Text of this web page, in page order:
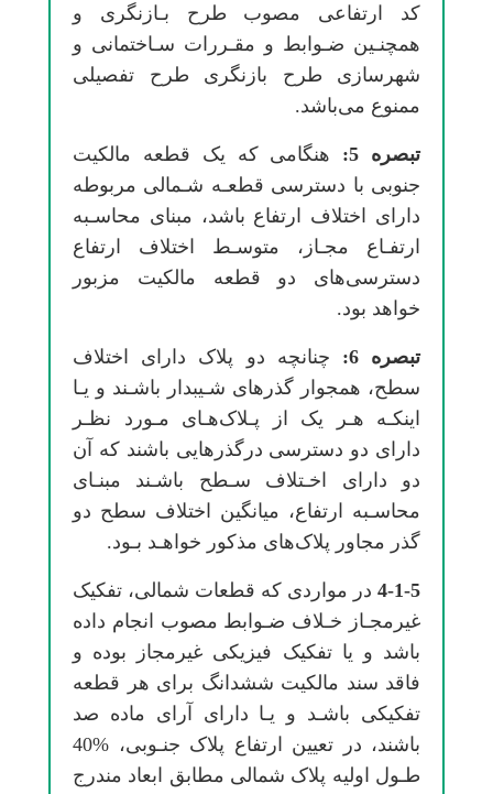
ﻛﺪ ارﺗﻔﺎعی ﻣﺼﻮب ﻃﺮح ﺑـﺎزﻧﮕﺮی و
ﻫﻤﭽﻨـﻴﻦ ﺿـﻮاﺑﻂ و ﻣﻘـﺮرات ﺳـﺎﺧﺘﻤﺎنی و
ﺷﻬﺮﺳﺎزی ﻃﺮح ﺑﺎزﻧﮕﺮی ﻃﺮح تفصیلی
ﻣﻤﻨﻮع میﺑﺎﺷﺪ.
ﺗﺒﺼﺮه 5:
ﻫﻨﮕﺎمی ﻛﻪ یک ﻗﻄﻌﻪ ﻣﺎﻟﻜﻴﺖ
ﺟﻨﻮبی ﺑﺎ دﺳﺘﺮسی ﻗﻄﻌـﻪ ﺷـﻤﺎلی ﻣﺮﺑﻮﻃﻪ
دارای اﺧﺘﻼف ارﺗﻔﺎع ﺑﺎﺷﺪ، ﻣﺒﻨﺎی ﻣﺤﺎﺳـﺒﻪ
ارﺗﻔـﺎع ﻣﺠـﺎز، ﻣﺘﻮﺳـﻂ اﺧﺘﻼف ارﺗﻔﺎع
دﺳﺘﺮسیﻫﺎی دو ﻗﻄﻌﻪ ﻣﺎﻟﻜﻴﺖ ﻣﺰﺑﻮر
ﺧﻮاﻫﺪ ﺑﻮد.
ﺗﺒﺼﺮه 6:
ﭼﻨﺎﻧﭽﻪ دو ﭘﻼک دارای اﺧﺘﻼف
ﺳﻄﺢ، ﻫﻤﺠﻮار ﮔﺬرﻫﺎی ﺷـﻴﺒﺪار ﺑﺎﺷـﻨﺪ و ﻳـﺎ
اﻳﻨﻜـﻪ ﻫـﺮ یک از ﭘـﻼکﻫـﺎی ﻣـﻮرد ﻧﻈـﺮ
دارای دو دﺳﺘﺮسی درﮔﺬرﻫﺎیی ﺑﺎﺷﻨﺪ ﻛﻪ آن
دو دارای اﺧـﺘﻼف ﺳـﻄﺢ ﺑﺎﺷـﻨﺪ ﻣﺒﻨـﺎی
ﻣﺤﺎﺳـﺒﻪ ارﺗﻔﺎع، ﻣﻴﺎﻧﮕﻴﻦ اﺧﺘﻼف ﺳﻄﺢ دو
ﮔﺬر ﻣﺠﺎور ﭘﻼکﻫﺎی ﻣﺬﻛﻮر ﺧﻮاﻫـﺪ ﺑـﻮد.
4-1-5 در ﻣﻮاردی ﻛﻪ ﻗﻄﻌﺎت ﺷﻤﺎلی، تفکیک
ﻏﻴﺮﻣﺠـﺎز ﺧـﻼف ﺿـﻮاﺑﻂ ﻣﺼﻮب اﻧﺠﺎم داده
ﺑﺎﺷﺪ و ﻳﺎ تفکیک ﻓﻴﺰیکی ﻏﻴﺮﻣﺠﺎز ﺑﻮده و
ﻓﺎﻗﺪ ﺳﻨﺪ ﻣﺎﻟﻜﻴﺖ ﺷﺸﺪاﻧﮓ ﺑﺮای ﻫﺮ ﻗﻄﻌﻪ
تفکیکی ﺑﺎﺷـﺪ و ﻳـﺎ دارای آرای ﻣﺎده ﺻﺪ
ﺑﺎﺷﻨﺪ، در ﺗﻌﻴﻴﻦ ارﺗﻔﺎع ﭘﻼک ﺟﻨـﻮبی، %40
ﻃـﻮل اوﻟﻴﻪ ﭘﻼک ﺷﻤﺎلی ﻣﻄﺎﺑﻖ اﺑﻌﺎد ﻣﻨﺪرج